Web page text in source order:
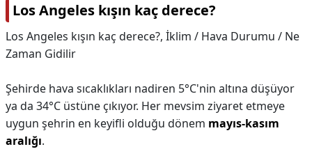
Los Angeles kışın kaç derece?
Los Angeles kışın kaç derece?, İklim / Hava Durumu / Ne
Zaman Gidilir
Şehirde hava sıcaklıkları nadiren 5°C'nin altına düşüyor
ya da 34°C üstüne çıkıyor. Her mevsim ziyaret etmeye
uygun şehrin en keyifli olduğu dönem mayıs-kasım
aralığı.